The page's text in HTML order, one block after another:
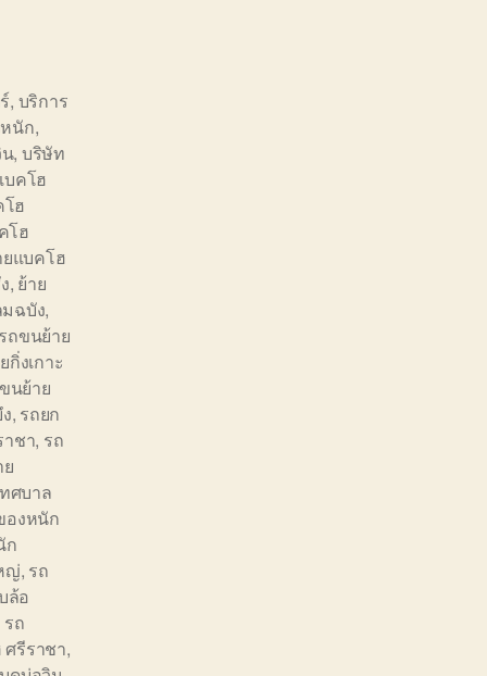
, บริการ
นัก,
, บริษัท
บคโฮ
ฮ
โฮ
ยแบคโฮ
, ย้าย
ฉบัง,
รถขนย้าย
งเกาะ
นย้าย
, รถยก
ชา, รถ
ศบาล
องหนัก
ก
ญ่, รถ
ล้อ
รถ
รีราชา,